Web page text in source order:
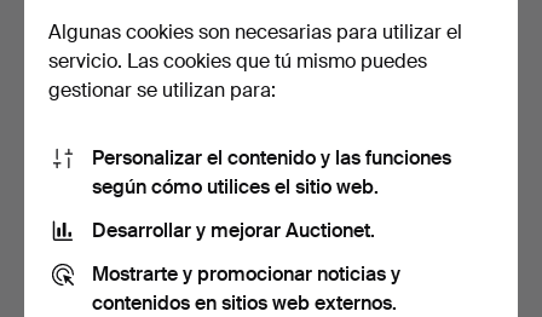
LÁMPARA DE PIE
GRANDE. Madera teñida
oscur…
1 día
53 USD
También puedes buscar ennuestro archivo de
subastas concluidas.
Algunas cookies son necesarias para utilizar el
servicio. Las cookies que tú mismo puedes
gestionar se utilizan para:
Personalizar el contenido y las funciones
según cómo utilices el sitio web.
Desarrollar y mejorar Auctionet.
Mostrarte y promocionar noticias y
contenidos en sitios web externos.